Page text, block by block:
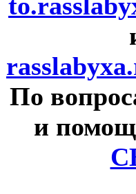
По
и